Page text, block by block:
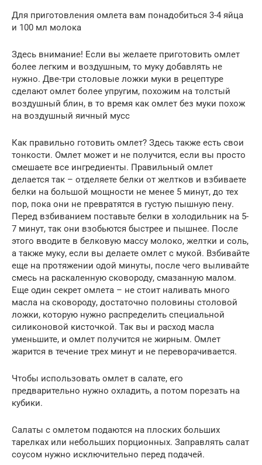
Для приготовления омлета вам понадобиться 3-4 яйца
и 100 мл молока
Здесь внимание! Если вы желаете приготовить омлет
более легким и воздушным, то муку добавлять не
нужно. Две-три столовые ложки муки в рецептуре
сделают омлет более упругим, похожим на толстый
воздушный блин, в то время как омлет без муки похож
на воздушный яичный мусс
Как правильно готовить омлет? Здесь также есть свои
тонкости. Омлет может и не получится, если вы просто
смешаете все ингредиенты. Правильный омлет
делается так – отделяете белки от желтков и взбиваете
белки на большой мощности не менее 5 минут, до тех
пор, пока они не превратятся в густую пышную пену.
Перед взбиванием поставьте белки в холодильник на 5-
7 минут, так они взобьются быстрее и пышнее. После
этого вводите в белковую массу молоко, желтки и соль,
а также муку, если вы делаете омлет с мукой. Взбивайте
еще на протяжении одой минуты, после чего выливайте
смесь на раскаленную сковороду, смазанную малом.
Еще один секрет омлета – не стоит наливать много
масла на сковороду, достаточно половины столовой
ложки, которую нужно распределить специальной
силиконовой кисточкой. Так вы и расход масла
уменьшите, и омлет получится не жирным. Омлет
жарится в течение трех минут и не переворачивается.
Чтобы использовать омлет в салате, его
предварительно нужно охладить, а потом порезать на
кубики.
Салаты с омлетом подаются на плоских больших
тарелках или небольших порционных. Заправлять салат
соусом нужно исключительно перед подачей.